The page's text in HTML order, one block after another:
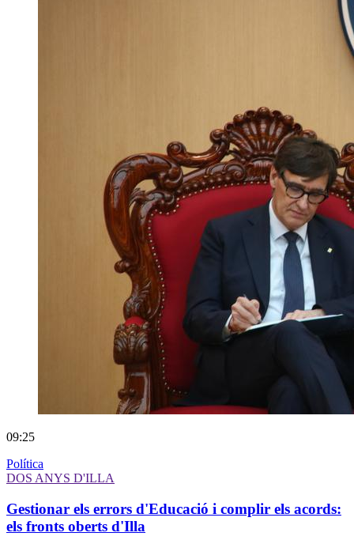
09:25
Política
DOS ANYS D'ILLA
Gestionar els errors d'Educació i complir els acords:
els fronts oberts d'Illa